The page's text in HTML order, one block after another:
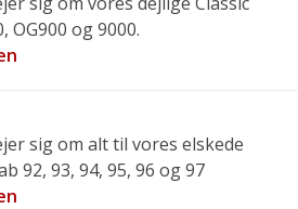
OG900 og 9000.
sig om alt til vores elskede
92, 93, 94, 95, 96 og 97